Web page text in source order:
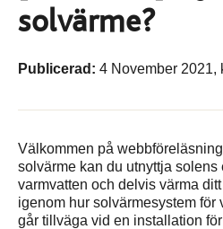
solvärme?
Publicerad: 4 November 2021,
Välkommen på
solvärme kan du utnyttja solens
varmvatten och delvis värma
igenom hur solvärmesystem för
går tillväga vid en installation